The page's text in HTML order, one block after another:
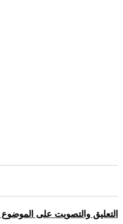
التعليق والتصويت على